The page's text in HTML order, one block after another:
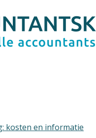
kosten en informatie